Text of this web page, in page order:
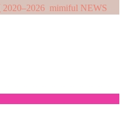
2020–2026 mimiful NEWS